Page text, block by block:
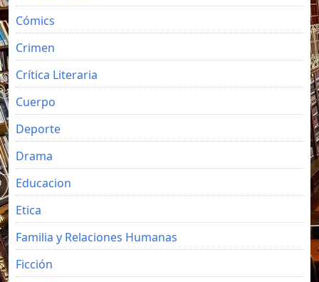
Cómics
Crimen
Crítica Literaria
Cuerpo
Deporte
Drama
Educacion
Etica
Familia y Relaciones Humanas
Ficción